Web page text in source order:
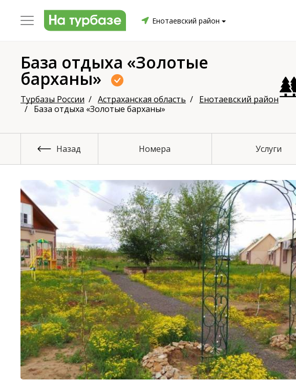
Енотаевский район
База отдыха «Золотые
барханы»
Турбазы России Астраханская область
Енотаевский район
База отдыха «Золотые барханы»
Назад Номера Услуги
Заринский район Смоленский район Топчихинский район
Приморский район
Северодвинск Устьянский район